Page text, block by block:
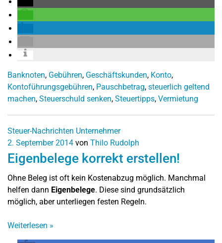
Banknoten, Gebühren, Geschäftskunden, Konto,
Kontoführungsgebühren, Pauschbetrag, steuerlich geltend
machen, Steuerschuld senken, Steuertipps, Vermietung
Steuer-Nachrichten Unternehmer
2. September 2014 von Thilo Rudolph
Eigenbelege korrekt erstellen!
Ohne Beleg ist oft kein Kostenabzug möglich. Manchmal
helfen dann Eigenbelege. Diese sind grundsätzlich
möglich, aber unterliegen festen Regeln.
Weiterlesen »